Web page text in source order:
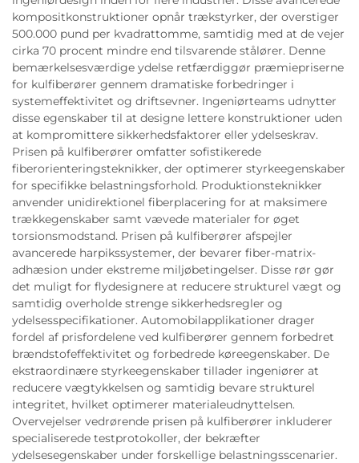
kompositkonstruktioner opnår trækstyrker, der overstiger
500.000 pund per kvadrattomme, samtidig med at de vejer
cirka 70 procent mindre end tilsvarende stålører. Denne
bemærkelsesværdige ydelse retfærdiggør præmiepriserne
for kulfiberører gennem dramatiske forbedringer i
systemeffektivitet og driftsevner. Ingeniørteams udnytter
disse egenskaber til at designe lettere konstruktioner uden
at kompromittere sikkerhedsfaktorer eller ydelseskrav.
Prisen på kulfiberører omfatter sofistikerede
fiberorienteringsteknikker, der optimerer styrkeegenskaber
for specifikke belastningsforhold. Produktionsteknikker
anvender unidirektionel fiberplacering for at maksimere
trækkegenskaber samt vævede materialer for øget
torsionsmodstand. Prisen på kulfiberører afspejler
avancerede harpikssystemer, der bevarer fiber-matrix-
adhæsion under ekstreme miljøbetingelser. Disse rør gør
det muligt for flydesignere at reducere strukturel vægt og
samtidig overholde strenge sikkerhedsregler og
ydelsesspecifikationer. Automobilapplikationer drager
fordel af prisfordelene ved kulfiberører gennem forbedret
brændstofeffektivitet og forbedrede køreegenskaber. De
ekstraordinære styrkeegenskaber tillader ingeniører at
reducere vægtykkelsen og samtidig bevare strukturel
integritet, hvilket optimerer materialeudnyttelsen.
Overvejelser vedrørende prisen på kulfiberører inkluderer
specialiserede testprotokoller, der bekræfter
ydelsesegenskaber under forskellige belastningsscenarier.